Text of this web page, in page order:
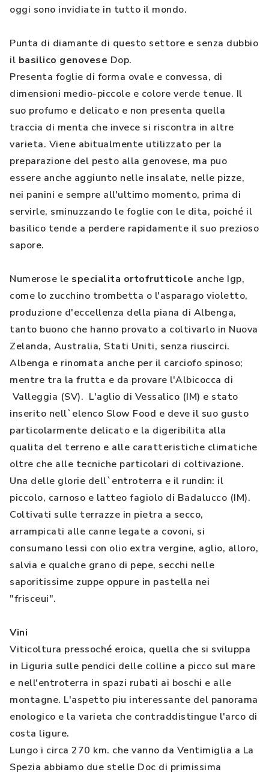
oggi sono invidiate in tutto il mondo.
Punta di diamante di questo settore e senza dubbio
il basilico genovese Dop.
Presenta foglie di forma ovale e convessa, di
dimensioni medio-piccole e colore verde tenue. Il
suo profumo e delicato e non presenta quella
traccia di menta che invece si riscontra in altre
varieta. Viene abitualmente utilizzato per la
preparazione del pesto alla genovese, ma puo
essere anche aggiunto nelle insalate, nelle pizze,
nei panini e sempre all'ultimo momento, prima di
servirle, sminuzzando le foglie con le dita, poiché il
basilico tende a perdere rapidamente il suo prezioso
sapore.
Numerose le specialita ortofrutticole anche Igp,
come lo zucchino trombetta o l'asparago violetto,
produzione d'eccellenza della piana di Albenga,
tanto buono che hanno provato a coltivarlo in Nuova
Zelanda, Australia, Stati Uniti, senza riuscirci.
Albenga e rinomata anche per il carciofo spinoso;
mentre tra la frutta e da provare l'Albicocca di
Valleggia (SV). L'aglio di Vessalico (IM) e stato
inserito nell`elenco Slow Food e deve il suo gusto
particolarmente delicato e la digeribilita alla
qualita del terreno e alle caratteristiche climatiche
oltre che alle tecniche particolari di coltivazione.
Una delle glorie dell`entroterra e il rundin: il
piccolo, carnoso e latteo fagiolo di Badalucco (IM).
Coltivati sulle terrazze in pietra a secco,
arrampicati alle canne legate a covoni, si
consumano lessi con olio extra vergine, aglio, alloro,
salvia e qualche grano di pepe, secchi nelle
saporitissime zuppe oppure in pastella nei
"frisceui".
Vini
Viticoltura pressoché eroica, quella che si sviluppa
in Liguria sulle pendici delle colline a picco sul mare
e nell'entroterra in spazi rubati ai boschi e alle
montagne. L'aspetto piu interessante del panorama
enologico e la varieta che contraddistingue l'arco di
costa ligure.
Lungo i circa 270 km. che vanno da Ventimiglia a La
Spezia abbiamo due stelle Doc di primissima